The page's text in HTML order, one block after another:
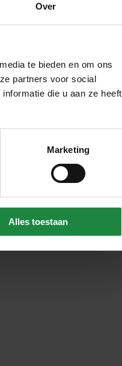
Over
te bieden en om ons
partners voor social
die u aan ze heeft
Marketing
Alles toestaan